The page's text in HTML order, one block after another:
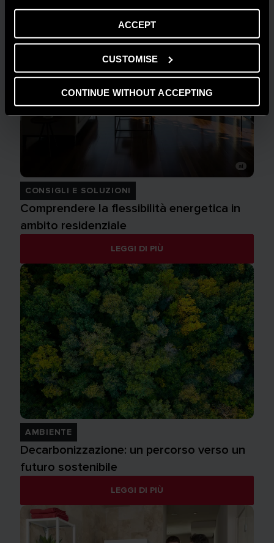
ACCEPT
CUSTOMISE
CONTINUE WITHOUT ACCEPTING
CONSIGLI E SOLUZIONI
Comprendere la flessibilità energetica in
ambito residenziale
LEGGI DI PIÙ
AMBIENTE
Decarbonizzazione: un percorso verso un
futuro sostenibile
LEGGI DI PIÙ